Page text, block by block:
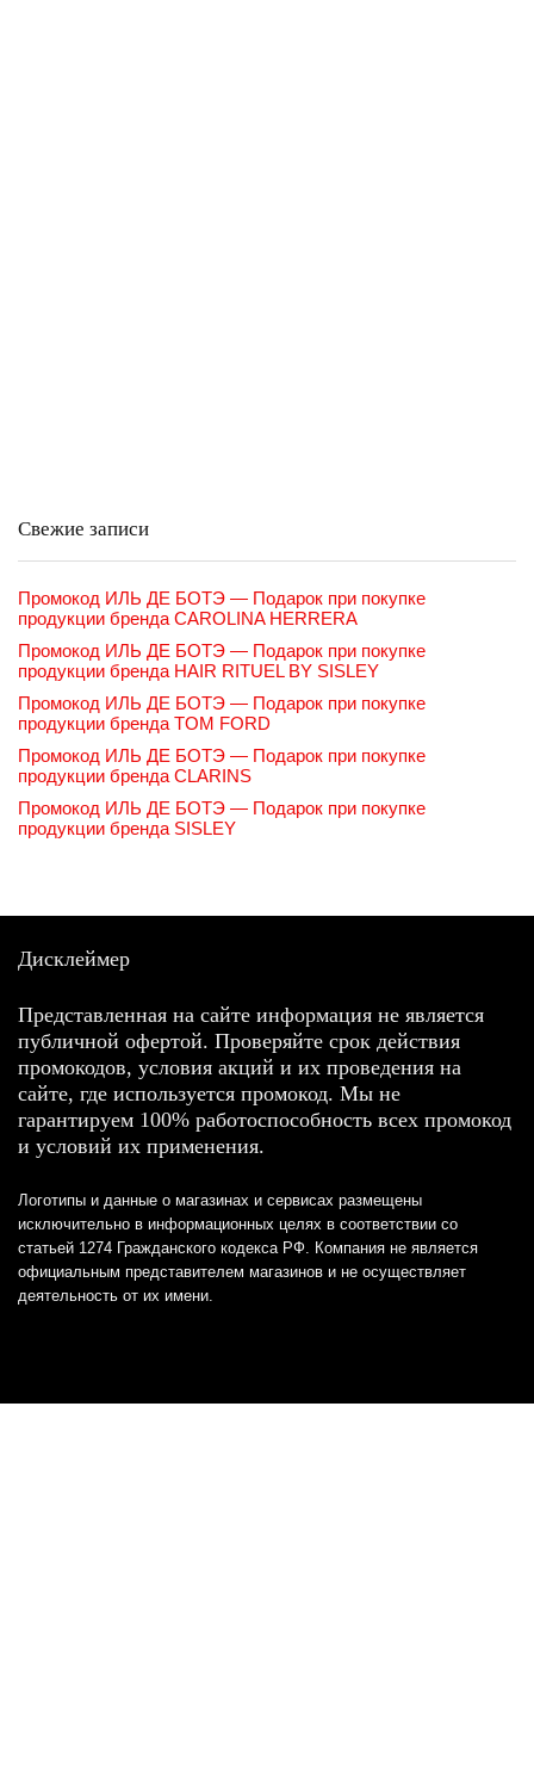
Свежие записи
Промокод ИЛЬ ДЕ БОТЭ — Подарок при покупке
продукции бренда CAROLINA HERRERA
Промокод ИЛЬ ДЕ БОТЭ — Подарок при покупке
продукции бренда HAIR RITUEL BY SISLEY
Промокод ИЛЬ ДЕ БОТЭ — Подарок при покупке
продукции бренда TOM FORD
Промокод ИЛЬ ДЕ БОТЭ — Подарок при покупке
продукции бренда CLARINS
Промокод ИЛЬ ДЕ БОТЭ — Подарок при покупке
продукции бренда SISLEY
Дисклеймер
Представленная на сайте информация не является
публичной офертой. Проверяйте срок действия
промокодов, условия акций и их проведения на
сайте, где используется промокод. Мы не
гарантируем 100% работоспособность всех промокод
и условий их применения.
Логотипы и данные о магазинах и сервисах размещены
исключительно в информационных целях в соответствии со
статьей 1274 Гражданского кодекса РФ. Компания не является
официальным представителем магазинов и не осуществляет
деятельность от их имени.